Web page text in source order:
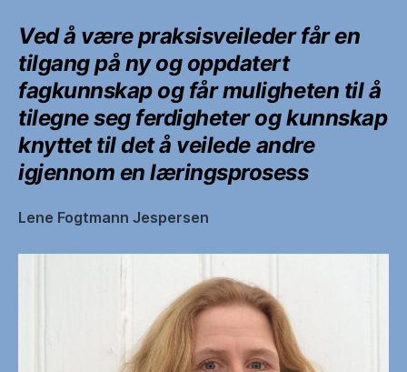
Ved å være praksisveileder får en
tilgang på ny og oppdatert
fagkunnskap og får muligheten til å
tilegne seg ferdigheter og kunnskap
knyttet til det å veilede andre
igjennom en læringsprosess
Lene Fogtmann Jespersen